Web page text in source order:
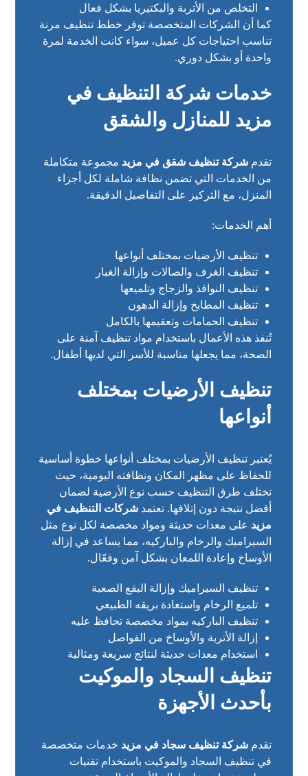
التخلص من الأتربة والبكتيريا بشكل فعال
كما أن الشركات المتخصصة توفر خطط تنظيف مرنة
تناسب احتياجات كل عميل، سواء كانت الخدمة لمرة
واحدة أو بشكل دوري.
خدمات شركة التنظيف في
مزيد للمنازل والشقق
تقدمشركة تنظيف شقق في مزيد مجموعة متكاملة
من الخدمات التي تضمن نظافة شاملة لكل أجزاء
المنزل، مع التركيز على التفاصيل الدقيقة.
أهم الخدمات:
تنظيف الأرضيات بمختلف أنواعها
تنظيف الغرف والصالات وإزالة الغبار
تنظيف النوافذ والزجاج وتلميعها
تنظيف المطابخ وإزالة الدهون
تنظيف الحمامات وتعقيمها بالكامل
تُنفذ هذه الأعمال باستخدام مواد تنظيف آمنة على
الصحة، مما يجعلها مناسبة للأسر التي لديها أطفال.
تنظيف الأرضيات بمختلف
أنواعها
يُعتبر تنظيف الأرضيات بمختلف أنواعها خطوة أساسية
للحفاظ على مظهر المكان ونظافته اليومية، حيث
تختلف طرق التنظيف حسب نوع الأرضية لضمان
أفضل نتيجة دون إتلافها. تعتمدشركات التنظيف في
مزيد على معدات حديثة ومواد مخصصة لكل نوع مثل
السيراميك والرخام والباركيه، مما يساعد في إزالة
الأوساخ وإعادة اللمعان بشكل آمن وفعّال.
تنظيف السيراميك وإزالة البقع الصعبة
تلميع الرخام واستعادة بريقه الطبيعي
تنظيف الباركيه بمواد مخصصة تحافظ عليه
إزالة الأتربة والأوساخ من الفواصل
استخدام معدات حديثة لنتائج سريعة ومثالية
تنظيف السجاد والموكيت
بأحدث الأجهزة
تقدمشركة تنظيف سجاد في مزيد خدمات متخصصة
في تنظيف السجاد والموكيت باستخدام تقنيات